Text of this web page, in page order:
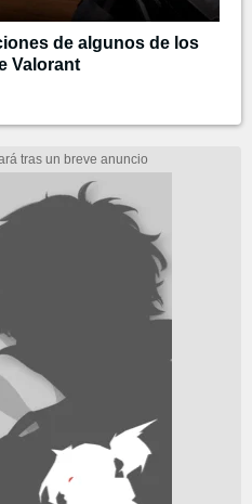
de algunos de los
Valorant